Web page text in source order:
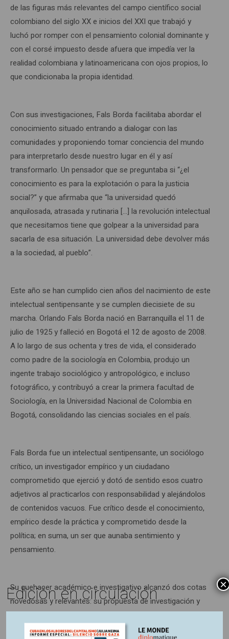
de las figuras más relevantes del campo científico social
colombiano del siglo XX e inicios del XXI que trabajó y
luchó por romper con el pensamiento colonial dominante y
con el corsé impuesto desde afuera que impedía ver la
realidad colombiana y latinoamericana con ojos propios, lo
que condicionaba la propia identidad.
Con sus investigaciones, Fals Borda facilitaba abordar el
conocimiento situado entrando a dialogar con las
comunidades y proponiendo tomar conciencia del mundo
para interpretarlo desde nuestro lugar en él y así
transformarlo. Un pensador que se preguntaba si “¿el
conocimiento es para la explotación o para la justicia
social?” y que afirmaba que “la universidad quedó
anquilosada, atrasada y rutinaria […] la revolución intelectual
que necesitamos tiene que golpear a la universidad para
sacarla de esa situación. La universidad debe devolver más
a la sociedad, al pueblo”.
Este año se han cumplido cien años del nacimiento de este
intelectual sentipensante y se cumplen diecisiete de su
marcha. Orlando Fals Borda nació en Barranquilla el 11 de
julio de 1925 y falleció en Bogotá el 12 de agosto de 2008.
A lo largo de sus ochenta y tres de vida, el considerado
como padre de la sociología en Colombia, produjo un
ingente trabajo sociológico y antropológico, e incluso
fotográfico, y contribuyó a crear la primera facultad de
Sociología, en la Universidad Nacional de Colombia en
Bogotá, consolidando las ciencias sociales en el país.
Fals Borda fue un intelectual sentipensante, un sociólogo
crítico, un investigador empírico y un ciudadano
comprometido que ejerció y dotó de sentido esos cuatro
adjetivos al practicarlos con responsabilidad y alejándolos
de contenidos vacuos. Fue crítico desde el conocimiento,
empírico desde la práctica y comprometido desde la
política; en suma, un ser que aunaba sentimiento y
pensamiento.
Su quehacer académico e investigativo alcanzó dos cotas
novedosas y relevantes: su propuesta de investigación y
acción y participativa (IAP), orientada a la transformación
social y en la que se contaba con la participación activa de
Edición en circulación ×